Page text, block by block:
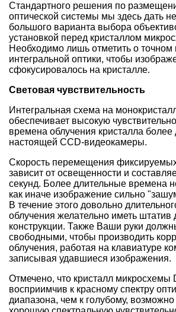
Стандартного решения по
оптической системы мы здесь дать
большого варианта выбора
установкой перед кристаллом
Необходимо лишь отметить о точном
интегральной оптики, чтобы
сфокусировалось на кристалле.
Световая чувствительность
Интегральная схема на
обеспечивает высокую
времена облучения кристалла более
настоящей CCD-видеокамеры.
Скорость перемещения
зависит от освещенности и
секунд. Более длительные времена
как иначе изображение сильно
В течение этого довольно
облучения желательно иметь
конструкции. Также Ваши руки
свободными, чтобы производить
облучения, работая на клавиатуре
записывая удавшиеся изображения.
Отмечено, что кристалл микросхемы
восприимчив к красному спектру
диапазона, чем к голубому,